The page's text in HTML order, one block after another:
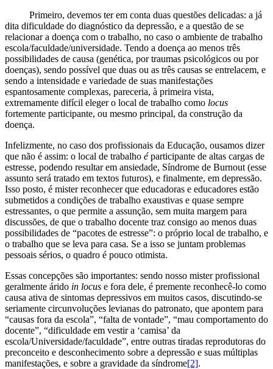
Primeiro, devemos ter em conta duas questões delicadas: a já
dita dificuldade do diagnóstico da depressão, e a questão de se
relacionar a doença com o trabalho, no caso o ambiente de trabalho
escola/faculdade/universidade. Tendo a doença ao menos três
possibilidades de causa (genética, por traumas psicológicos ou por
doenças), sendo possível que duas ou as três causas se entrelacem, e
sendo a intensidade e variedade de suas manifestações
espantosamente complexas, pareceria, à primeira vista,
extremamente difícil eleger o local de trabalho como locus
fortemente participante, ou mesmo principal, da construção da
doença.
Infelizmente, no caso dos profissionais da Educação, ousamos dizer
que não é assim: o local de trabalho éparticipante de altas cargas de
estresse, podendo resultar em ansiedade, Síndrome de Burnout (esse
assunto será tratado em textos futuros), e finalmente, em depressão.
Isso posto, é mister reconhecer que educadoras e educadores estão
submetidos a condições de trabalho exaustivas e quase sempre
estressantes, o que permite a assunção, sem muita margem para
discussões, de que o trabalho docente traz consigo ao menos duas
possibilidades de “pacotes de estresse”: o próprio local de trabalho, e
o trabalho que se leva para casa. Se a isso se juntam problemas
pessoais sérios, o quadro é pouco otimista.
Essas concepções são importantes: sendo nosso mister profissional
geralmente árido in locus e fora dele, é premente reconhecê-lo como
causa ativa de sintomas depressivos em muitos casos, discutindo-se
seriamente circunvoluções levianas do patronato, que apontem para
“causas fora da escola”, “falta de vontade”, “mau comportamento do
docente”, “dificuldade em vestir a ‘camisa’ da
escola/Universidade/faculdade”, entre outras tiradas reprodutoras do
preconceito e desconhecimento sobre a depressão e suas múltiplas
manifestações, e sobre a gravidade da síndrome[2].